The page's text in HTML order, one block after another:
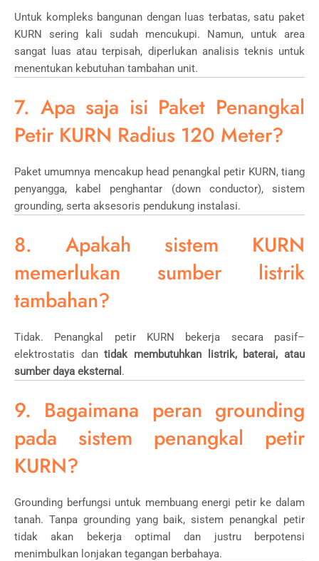
Untuk kompleks bangunan dengan luas terbatas, satu paket
KURN sering kali sudah mencukupi. Namun, untuk area
sangat luas atau terpisah, diperlukan analisis teknis untuk
menentukan kebutuhan tambahan unit.
7. Apa saja isi Paket Penangkal
Petir KURN Radius 120 Meter?
Paket umumnya mencakup head penangkal petir KURN, tiang
penyangga, kabel penghantar (down conductor), sistem
grounding, serta aksesoris pendukung instalasi.
8. Apakah sistem KURN
memerlukan sumber listrik
tambahan?
Tidak. Penangkal petir KURN bekerja secara pasif–
elektrostatis dantidak membutuhkan listrik, baterai, atau
sumber daya eksternal .
9. Bagaimana peran grounding
pada sistem penangkal petir
KURN?
Grounding berfungsi untuk membuang energi petir ke dalam
tanah. Tanpa grounding yang baik, sistem penangkal petir
tidak akan bekerja optimal dan justru berpotensi
menimbulkan lonjakan tegangan berbahaya.